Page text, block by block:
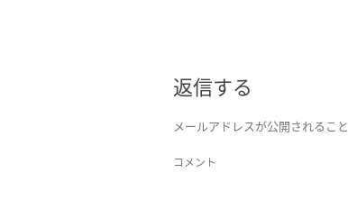
返信する
メールアドレスが公開されるこ
コメント